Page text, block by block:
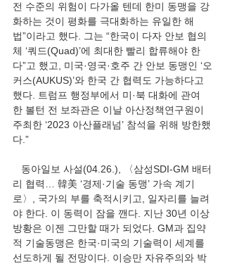
전 수준의 위험이 다가올 텐데 한미 동맹을 강
화하는 것이 평화를 극대화하는 유일한 해
법”이라고 했다. 그는 “한국이 다자 안보 협의
체 ‘쿼드(Quad)’에 최대한 빨리 합류해야 한
다”고 했고, 미국·영국·호주 간 안보 동맹인 ‘오
커스(AUKUS)’와 한국 간 협력도 가능하다고
했다. 트럼프 행정부에서 미·북 대화에 관여
한 볼턴 전 보좌관은 이날 아산정책연구원이
주최한 ‘2023 아산플래넘’ 참석을 위해 방한했
다.”
리 협력… 韓美 ‘경제·기술 동맹’ 가속 계기
로〉, 국가의 부를 축적시키고, 일자리를 늘려
야 한다. 이 동력이 잠을 깬다. 지난 30년 이상
방황은 이젠 그만할 때가 되었다. GM과 집약
적 기술동맹은 한국·미국의 기술력이 세계를
선도하게 될 전망이다. 이승만 자유주의와 박